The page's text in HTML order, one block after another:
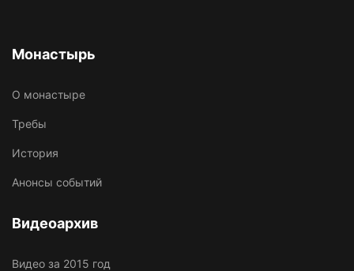
Монастырь
О монастыре
Требы
История
Анонсы событий
Видеоархив
Видео за 2015 год